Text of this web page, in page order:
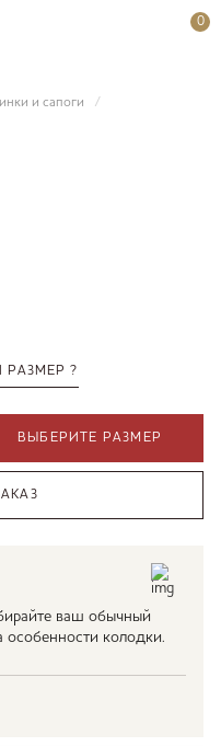
0
и сапоги
?
ВЫБЕРИТЕ РАЗМЕР
ваш обычный
особенности колодки.